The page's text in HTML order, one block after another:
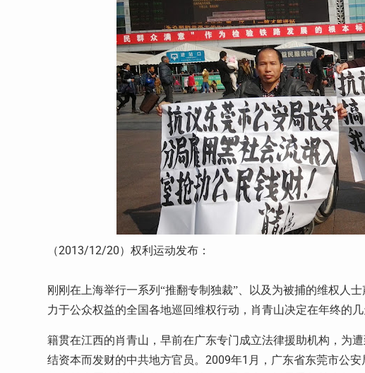
（2013/12/20）权利运动发布：
刚刚在上海举行一系列“推翻专制独裁”、以及为被捕的维权人
力于公众权益的全国各地巡回维权行动，肖青山决定在年终的
籍贯在江西的肖青山，早前在广东专门成立法律援助机构，为
结资本而发财的中共地方官员。 2009年1 月，广东省东莞市公